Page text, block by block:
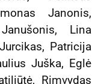
Janonis,
Lina
Patricija
Juška, Eglė
Rimvydas